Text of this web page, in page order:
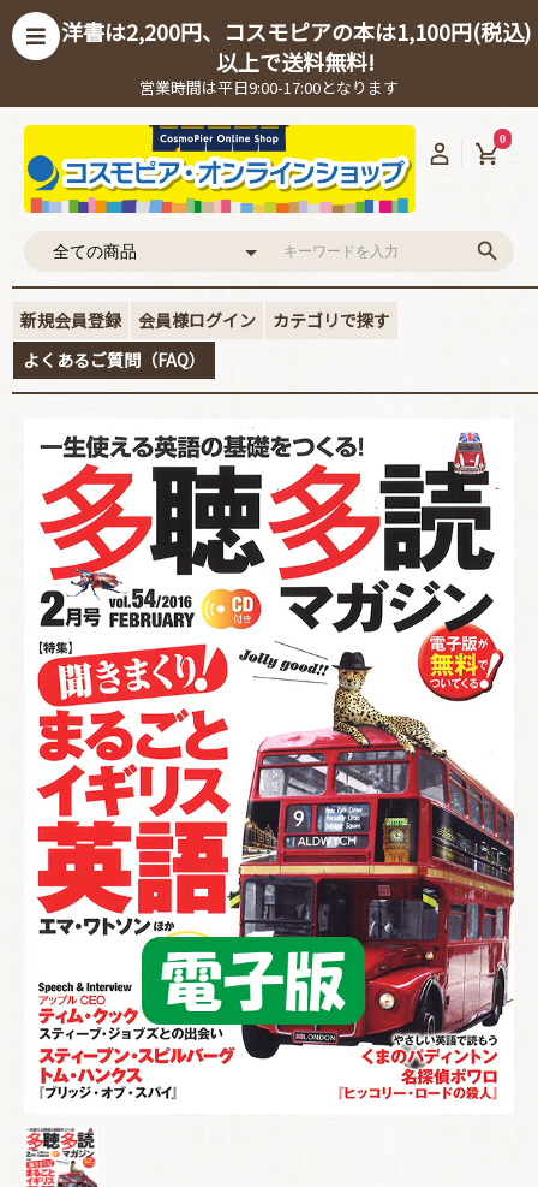
洋書は2,200円、コスモピアの本は1,100円(税込)
以上で送料無料!
営業時間は平日9:00-17:00となります
0
新規会員登録 会員様ログイン
カテゴリで探す
よくあるご質問（FAQ）